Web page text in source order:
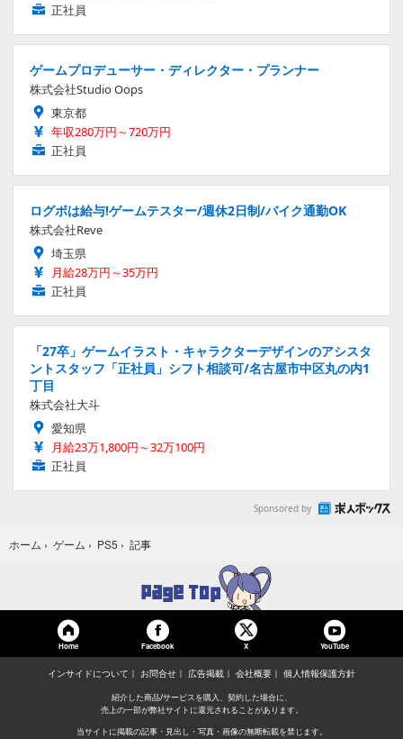
正社員
ゲームプロデューサー・ディレクター・プランナー
株式会社Studio Oops
東京都
年収280万円～720万円
正社員
ログボは給与!ゲームテスター/週休2日制/バイク通勤OK
株式会社Reve
埼玉県
月給28万円～35万円
正社員
「27卒」ゲームイラスト・キャラクターデザインのアシスタ
ントスタッフ「正社員」シフト相談可/名古屋市中区丸の内1
丁目
株式会社大斗
愛知県
月給23万1,800円～32万100円
正社員
Sponsored by
ホーム › ゲーム › PS5 › 記事
Home Facebook X YouTube
インサイドについて お問合せ 広告掲載 会社概要 個人情報保護方針
紹介した商品/サービスを購入、契約した場合に、
売上の一部が弊社サイトに還元されることがあります。
当サイトに掲載の記事・見出し・写真・画像の無断転載を禁じます。